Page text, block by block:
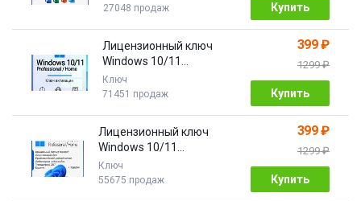
27048 продаж
Купить
Лицензионный ключ
Windows 10/11
Pro/Home 32/64 bit
Ключ
71451 продаж
399 ₽
1299 ₽
Купить
Лицензионный ключ
Windows 10/11
PRO/HOME | с привязкой
Ключ
55675 продаж
399 ₽
1299 ₽
Купить